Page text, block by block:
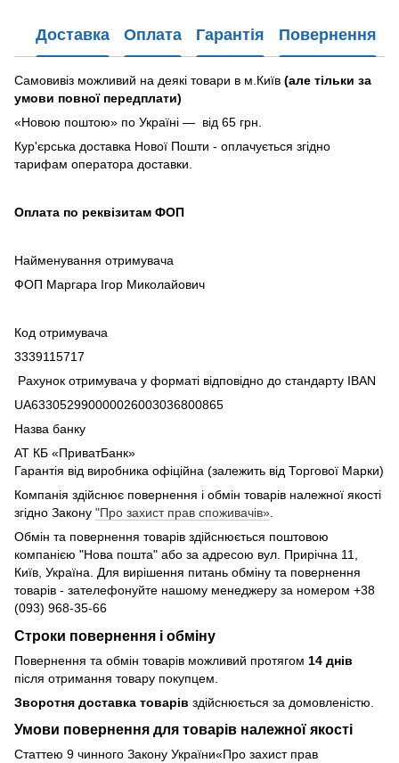
Доставка Оплата Гарантія Повернення
Самовивіз можливий на деякі товари в м.Київ (але тільки за
умови повної передплати)
«Новою поштою» по Україні — від 65 грн.
Кур'єрська доставка Нової Пошти - оплачується згідно
тарифам оператора доставки.
Оплата по реквізитам ФОП
Найменування отримувача
ФОП Маргара Ігор Миколайович
Код отримувача
3339115717
Рахунок отримувача у форматі відповідно до стандарту IBAN
UA633052990000026003036800865
Назва банку
АТ КБ «ПриватБанк»
Гарантія від виробника офіційна (залежить від Торгової Марки)
Компанія здійснює повернення і обмін товарів належної якості
згідно Закону "Про захист прав споживачів»
Обмін та повернення товарів здійснюється поштовою
компанією "Нова пошта" або за адресою вул. Прирічна 11,
Київ, Україна. Для вирішення питань обміну та повернення
товарів - зателефонуйте нашому менеджеру за номером +38
(093) 968-35-66
Строки повернення і обміну
Повернення та обмін товарів можливий протягом 14 днів
після отримання товару покупцем.
Зворотня доставка товарів здійснюється за домовленістю.
Умови повернення для товарів належної якості
Статтею 9 чинного Закону України«Про захист прав